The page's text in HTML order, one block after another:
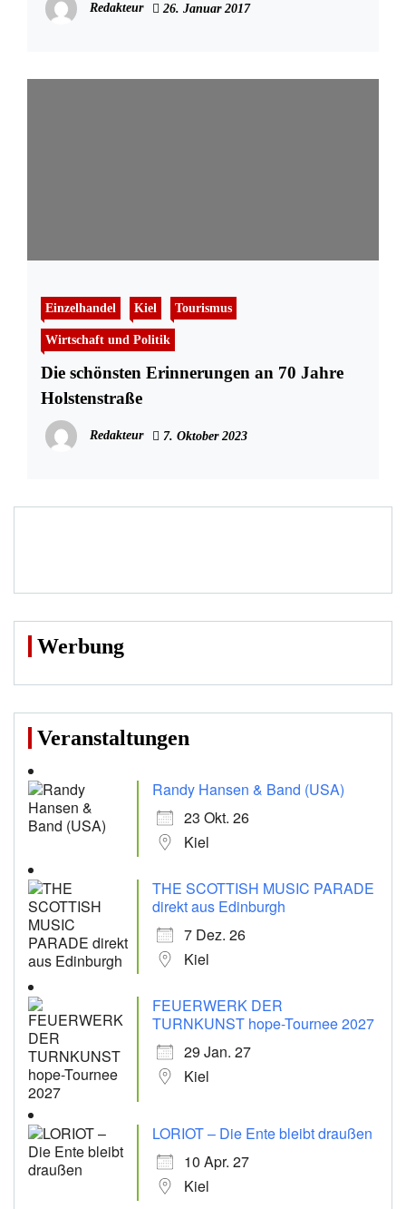
Redakteur 26. Januar 2017
Einzelhandel Kiel Tourismus
Wirtschaft und Politik
Die schönsten Erinnerungen an 70 Jahre
Holstenstraße
Redakteur 7. Oktober 2023
Werbung
Veranstaltungen
Randy Hansen & Band (USA)
23 Okt. 26
Kiel
THE SCOTTISH MUSIC PARADE
direkt aus Edinburgh
7 Dez. 26
Kiel
FEUERWERK DER
TURNKUNST hope-Tournee 2027
29 Jan. 27
Kiel
LORIOT – Die Ente bleibt draußen
10 Apr. 27
Kiel